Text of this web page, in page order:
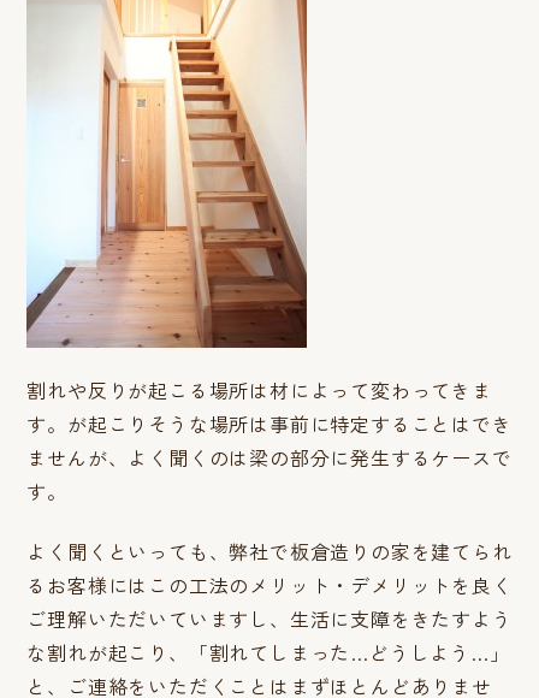
割れや反りが起こる場所は材によって変わってきま
す。が起こりそうな場所は事前に特定することはでき
ませんが、よく聞くのは梁の部分に発生するケースで
す。
よく聞くといっても、弊社で板倉造りの家を建てられ
るお客様にはこの工法のメリット・デメリットを良く
ご理解いただいていますし、生活に支障をきたすよう
な割れが起こり、「割れてしまった…どうしよう…」
と、ご連絡をいただくことはまずほとんどありませ